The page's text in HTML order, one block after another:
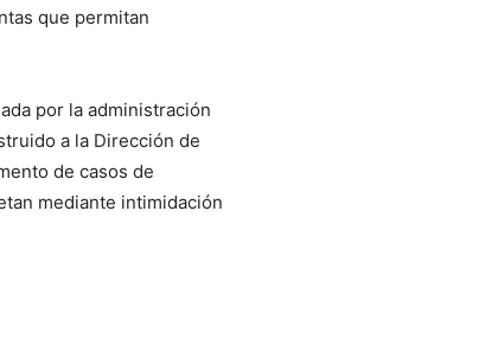
que permitan
por la administración
a la Dirección de
de casos de
mediante intimidación